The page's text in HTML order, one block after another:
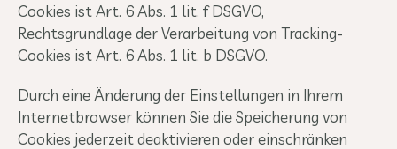
Cookies ist Art. 6 Abs. 1 lit. f DSGVO,
Rechtsgrundlage der Verarbeitung von Tracking-
Cookies ist Art. 6 Abs. 1 lit. b DSGVO.
Durch eine Änderung der Einstellungen in Ihrem
Internetbrowser können Sie die Speicherung von
Cookies jederzeit deaktivieren oder einschränken